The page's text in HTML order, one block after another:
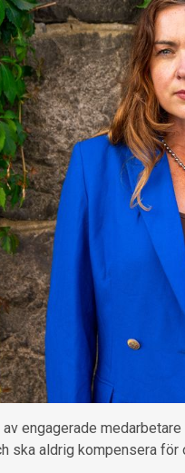
engagerade
ska aldrig kompensera för